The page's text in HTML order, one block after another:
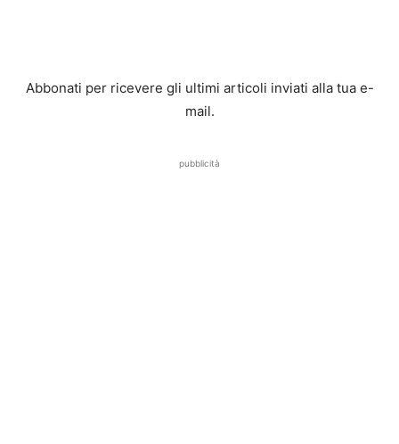
Abbonati per ricevere gli ultimi articoli inviati alla tua e-
mail.
pubblicità